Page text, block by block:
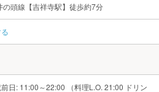
の頭線【吉祥寺駅】徒歩約7分
日: 11:00～22:00 （料理L.O. 21:00 ドリン